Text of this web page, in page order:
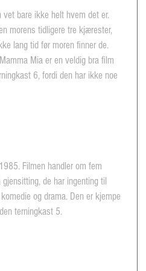
bare ikke helt hvem det er.
morens tidligere tre kjærester,
lang tid før moren finner de.
Mia er en veldig bra film
6, fordi den har ikke noe
Filmen handler om fem
de har ingenting til
og drama. Den er kjempe
terningkast 5.